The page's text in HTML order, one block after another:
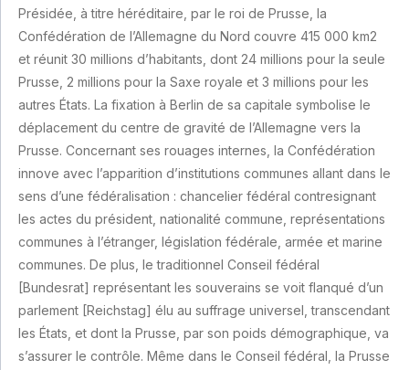
Présidée, à titre héréditaire, par le roi de Prusse, la
Confédération de l’Allemagne du Nord couvre 415 000 km2
et réunit 30 millions d’habitants, dont 24 millions pour la seule
Prusse, 2 millions pour la Saxe royale et 3 millions pour les
autres États. La fixation à Berlin de sa capitale symbolise le
déplacement du centre de gravité de l’Allemagne vers la
Prusse. Concernant ses rouages internes, la Confédération
innove avec l’apparition d’institutions communes allant dans le
sens d’une fédéralisation : chancelier fédéral contresignant
les actes du président, nationalité commune, représentations
communes à l’étranger, législation fédérale, armée et marine
communes. De plus, le traditionnel Conseil fédéral
[Bundesrat] représentant les souverains se voit flanqué d’un
parlement [Reichstag] élu au suffrage universel, transcendant
les États, et dont la Prusse, par son poids démographique, va
s’assurer le contrôle. Même dans le Conseil fédéral, la Prusse